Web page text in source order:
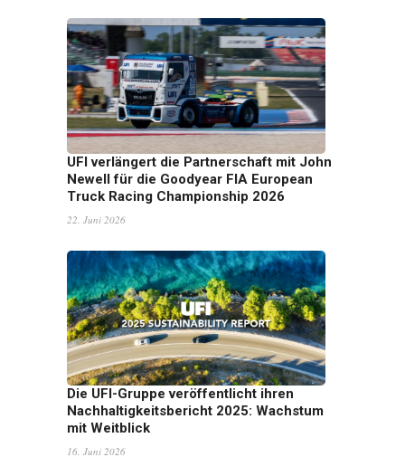
UFI verlängert die Partnerschaft mit John
Newell für die Goodyear FIA European
Truck Racing Championship 2026
22. Juni 2026
Die UFI-Gruppe veröffentlicht ihren
Nachhaltigkeitsbericht 2025: Wachstum
mit Weitblick
16. Juni 2026